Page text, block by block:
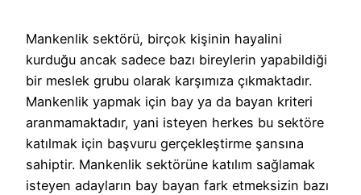
Mankenlik sektörü, birçok kişinin hayalini
kurduğu ancak sadece bazı bireylerin yapabildiği
bir meslek grubu olarak karşımıza çıkmaktadır.
Mankenlik yapmak için bay ya da bayan kriteri
aranmamaktadır, yani isteyen herkes bu sektöre
katılmak için başvuru gerçekleştirme şansına
sahiptir. Mankenlik sektörüne katılım sağlamak
isteyen adayların bay bayan fark etmeksizin bazı